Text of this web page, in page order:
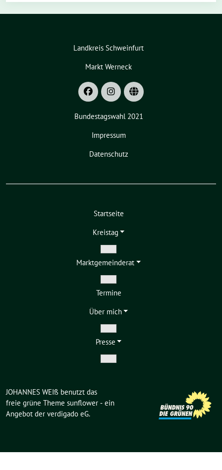
Landkreis Schweinfurt
Markt Werneck
Bundestagswahl 2021
Impressum
Datenschutz
Startseite
Kreistag
Zeige
Untermenü
Markt­gemeinderat
Zeige
Untermenü
Termine
Über mich
Zeige
Untermenü
Presse
Zeige
JOHANNES WEIß benutzt das
freie grüne Theme sunflower ‐ ein
Angebot der verdigado eG.